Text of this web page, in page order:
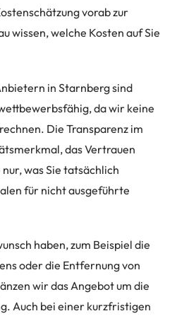
vorab zur
wissen, welche Kosten auf Sie
in Starnberg sind
da wir keine
Die Transparenz im
das Vertrauen
was Sie tatsächlich
für nicht ausgeführte
haben, zum Beispiel die
oder die Entfernung von
wir das Angebot um die
Auch bei einer kurzfristigen